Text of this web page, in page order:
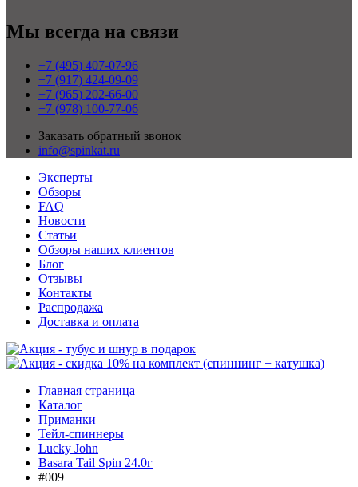
Мы всегда на связи
+7 (495) 407-07-96
+7 (917) 424-09-09
+7 (965) 202-66-00
+7 (978) 100-77-06
Заказать обратный звонок
info@spinkat.ru
Эксперты
Обзоры
FAQ
Новости
Статьи
Обзоры наших клиентов
Блог
Отзывы
Контакты
Распродажа
Доставка и оплата
Главная страница
Каталог
Приманки
Тейл-спиннеры
Lucky John
Basara Tail Spin 24.0г
#009